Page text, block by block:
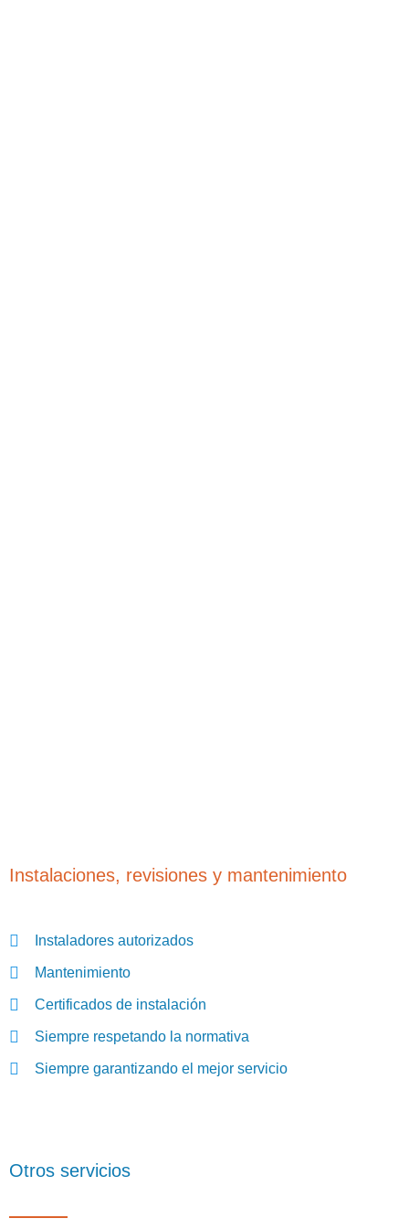
Instalaciones, revisiones y mantenimiento
Instaladores autorizados
Mantenimiento​
Certificados de instalación​
Siempre respetando la normativa
Siempre garantizando el mejor servicio​
Otros servicios